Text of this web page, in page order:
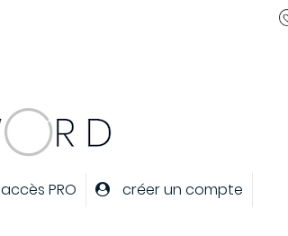
accès PRO créer un compte